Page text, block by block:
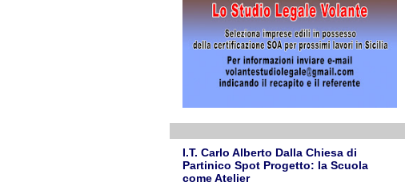
I.T. Carlo Alberto Dalla Chiesa di
Partinico Spot Progetto: la Scuola
come Atelier